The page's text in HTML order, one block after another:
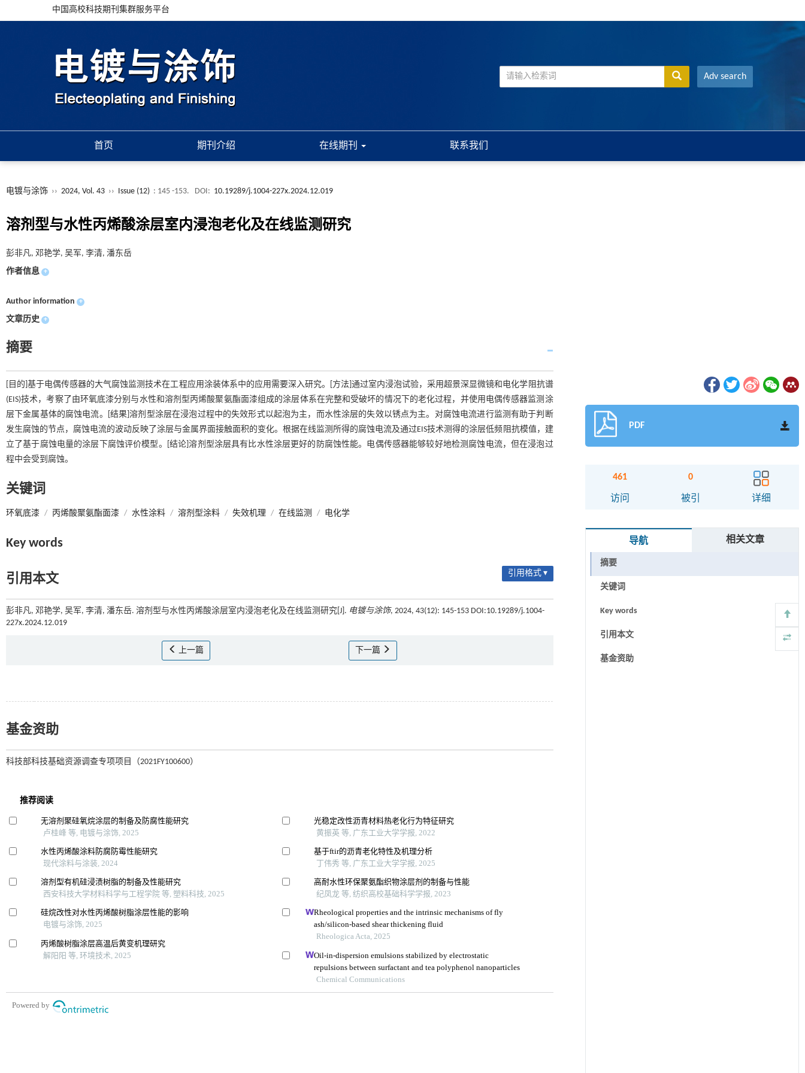
中国高校科技期刊集群服务平台
Adv search
首页 期刊介绍 在线期刊 联系我们
电镀与涂饰 ›› 2024, Vol. 43 ›› Issue (12) : 145 -153. DOI: 10.19289/j.1004-227x.2024.12.019
溶剂型与水性丙烯酸涂层室内浸泡老化及在线监测研究
彭非凡, 邓艳学, 吴军, 李清, 潘东岳
作者信息 +
Author information +
文章历史 +
摘要
[目的]基于电偶传感器的大气腐蚀监测技术在工程应用涂装体系中的应用需要深入研究。[方法]通过室内浸泡试验，采用超景深显微镜和电化学阻抗谱
(EIS)技术，考察了由环氧底漆分别与水性和溶剂型丙烯酸聚氨酯面漆组成的涂层体系在完整和受破坏的情况下的老化过程，并使用电偶传感器监测涂
层下金属基体的腐蚀电流。[结果]溶剂型涂层在浸泡过程中的失效形式以起泡为主，而水性涂层的失效以锈点为主。对腐蚀电流进行监测有助于判断
发生腐蚀的节点，腐蚀电流的波动反映了涂层与金属界面接触面积的变化。根据在线监测所得的腐蚀电流及通过EIS技术测得的涂层低频阻抗模值，建
立了基于腐蚀电量的涂层下腐蚀评价模型。[结论]溶剂型涂层具有比水性涂层更好的防腐蚀性能。电偶传感器能够较好地检测腐蚀电流，但在浸泡过
程中会受到腐蚀。
关键词
环氧底漆 / 丙烯酸聚氨酯面漆 / 水性涂料 / 溶剂型涂料 / 失效机理 / 在线监测 / 电化学
Key words
引用本文 引用格式 ▾
彭非凡, 邓艳学, 吴军, 李清, 潘东岳. 溶剂型与水性丙烯酸涂层室内浸泡老化及在线监测研究[J]. 电镀与涂饰, 2024, 43(12): 145-153 DOI:10.19289/j.1004-
227x.2024.12.019
上一篇 下一篇
基金资助
科技部科技基础资源调查专项项目（2021FY100600）
PDF
461
访问
0
被引 详细
导航 相关文章
摘要
关键词
Key words
引用本文
基金资助